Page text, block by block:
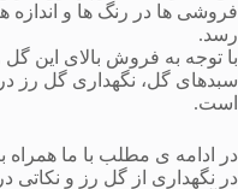
فروشی ها در رنگ ها و
رسد.
با توجه به فروش بالای این گل
سبدهای گل، نگهداری گل رز در
است.
در ادامه ی مطلب با ما همراه
در نگهداری از گل رز و نکاتی